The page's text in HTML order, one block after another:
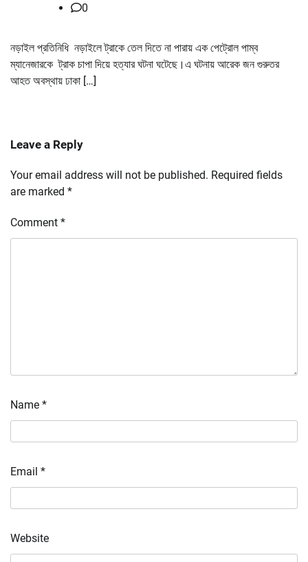
0
নড়াইল প্রতিনিধি নড়াইলে ট্রাকে তেল দিতে না পারায় এক পেট্রোল পাম্ব
ম্যানেজারকে ট্রাক চাপা দিয়ে হত্যার ঘটনা ঘটেছে।এ ঘটনায় আরেক জন গুরুতর
আহত অবস্থায় ঢাকা […]
Leave a Reply
Your email address will not be published. Required fields
are marked *
Comment *
Name *
Email *
Website